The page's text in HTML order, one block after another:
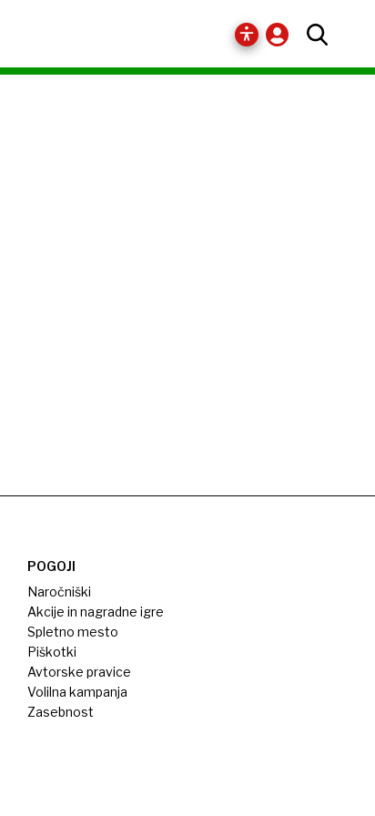
POGOJI
Naročniški
Akcije in nagradne igre
Spletno mesto
Piškotki
Avtorske pravice
Volilna kampanja
Zasebnost